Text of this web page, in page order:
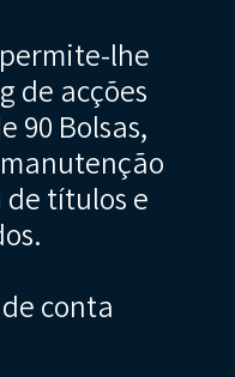
lhe
de acções
90 Bolsas,
títulos e
conta